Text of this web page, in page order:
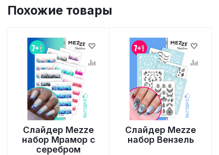
Похожие товары
Слайдер Mezze
набор Мрамор с
серебром
Слайдер Mezze
набор Вензель